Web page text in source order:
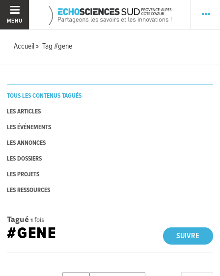
MENU
Accueil Tag #gene
TOUS LES CONTENUS TAGUÉS
LES ARTICLES
LES ÉVÉNEMENTS
LES ANNONCES
LES DOSSIERS
LES PROJETS
LES RESSOURCES
Tagué 1 fois
SUIVRE
#GENE